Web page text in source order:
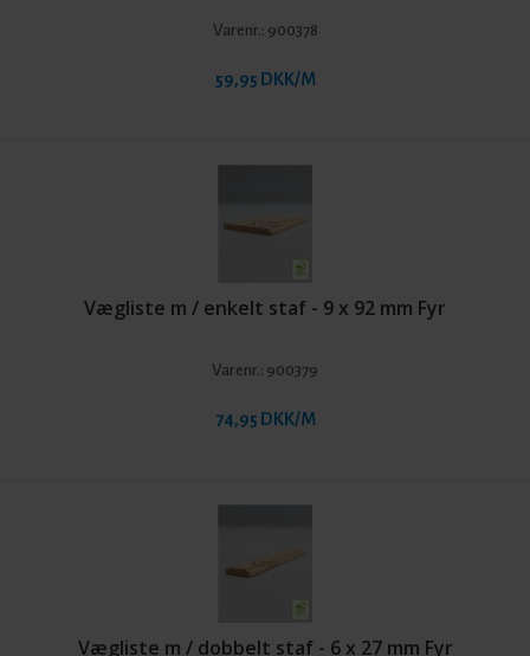
Varenr.: 900378
59,95 DKK/M
Vægliste m / enkelt staf - 9 x 92 mm Fyr
Varenr.: 900379
74,95 DKK/M
Vægliste m / dobbelt staf - 6 x 27 mm Fyr